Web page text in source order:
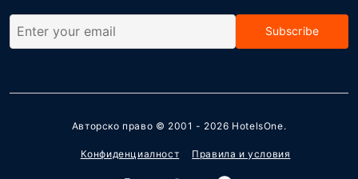
Subscribe
Авторско право © 2001 - 2026 HotelsOne.
Конфиденциалност Правила и условия